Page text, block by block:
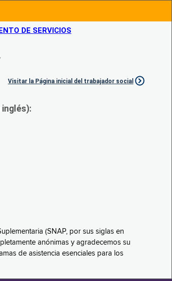
DE SERVICIOS
Visitar la Página inicial del trabajador social
(SNAP, por sus siglas en
anónimas y agradecemos su
de asistencia esenciales para los